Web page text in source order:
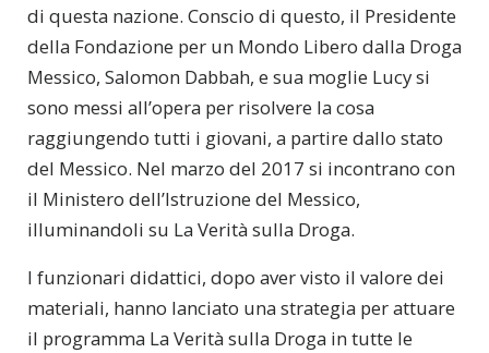
di questa nazione. Conscio di questo, il Presidente
della Fondazione per un Mondo Libero dalla Droga
Messico, Salomon Dabbah, e sua moglie Lucy si
sono messi all’opera per risolvere la cosa
raggiungendo tutti i giovani, a partire dallo stato
del Messico. Nel marzo del 2017 si incontrano con
il Ministero dell’Istruzione del Messico,
illuminandoli su La Verità sulla Droga.
I funzionari didattici, dopo aver visto il valore dei
materiali, hanno lanciato una strategia per attuare
il programma La Verità sulla Droga in tutte le